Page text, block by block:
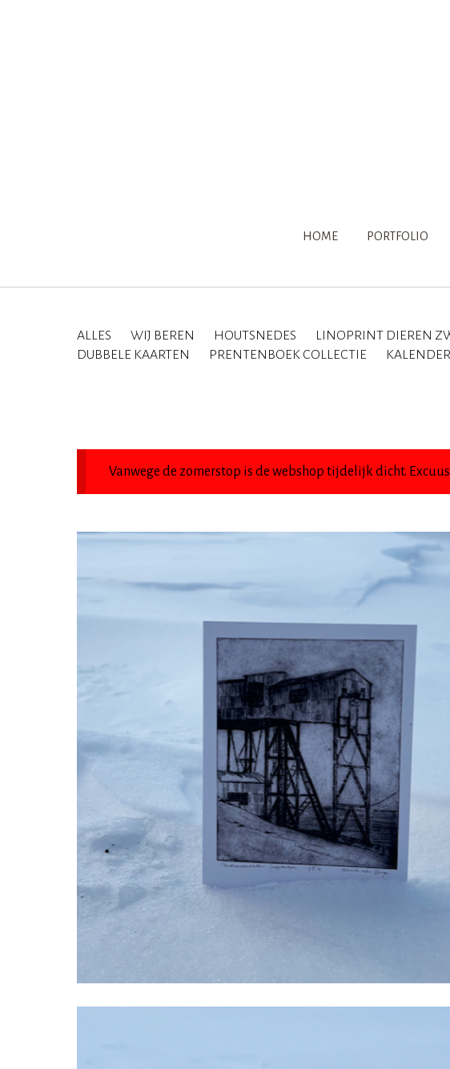
HOME PORTFOLIO
ALLES WIJ BEREN HOUTSNEDES LINOPRINT DIEREN
DUBBELE KAARTEN
PRENTENBOEK COLLECTIE KALENDER
Vanwege de zomerstop is de webshop tijdelijk dicht.